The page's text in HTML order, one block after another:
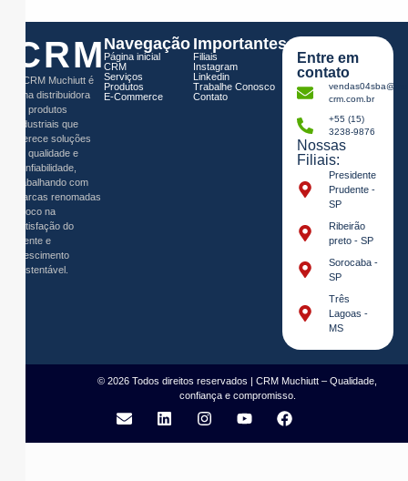
CRM
A CRM Muchiutt é
uma distribuidora
de produtos
industriais que
oferece soluções
de qualidade e
confiabilidade,
trabalhando com
marcas renomadas
e foco na
satisfação do
cliente e
crescimento
sustentável.
Navegação
Página inicial
CRM
Serviços
Produtos
E-Commerce
Importantes
Filiais
Instagram
Linkedin
Trabalhe Conosco
Contato
Entre em
contato
crm.com.br
+55 (15)
3238-9876
Nossas
Filiais:
Presidente
Prudente -
SP
Ribeirão
preto - SP
Sorocaba -
SP
Três
Lagoas -
MS
© 2026 Todos direitos reservados | CRM Muchiutt – Qualidade,
confiança e compromisso.